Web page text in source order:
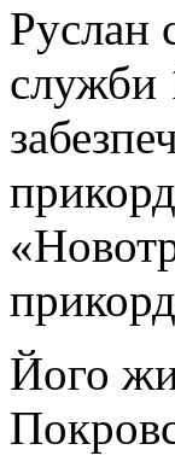
Руслан
служби
Його